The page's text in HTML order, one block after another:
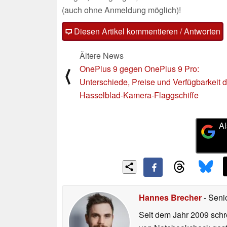
(auch ohne Anmeldung möglich)!
Diesen Artikel kommentieren / Antworten
⟨
Ältere News
OnePlus 9 gegen OnePlus 9 Pro:
Unterschiede, Preise und Verfügbarkeit
Hasselblad-Kamera-Flaggschiffe
Hannes Brecher-
Seit dem Jahr 2009